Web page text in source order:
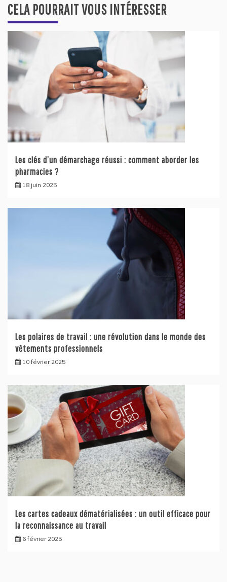
CELA POURRAIT VOUS INTÉRESSER
Les clés d’un démarchage réussi : comment aborder les
pharmacies ?
18 juin 2025
Les polaires de travail : une révolution dans le monde des
vêtements professionnels
10 février 2025
Les cartes cadeaux dématérialisées : un outil efficace pour
la reconnaissance au travail
6 février 2025